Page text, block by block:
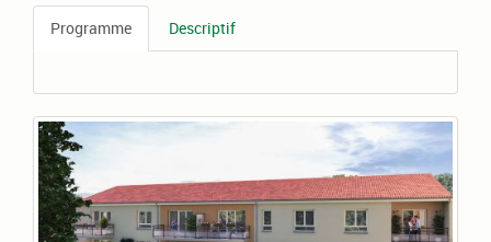
Programme Descriptif